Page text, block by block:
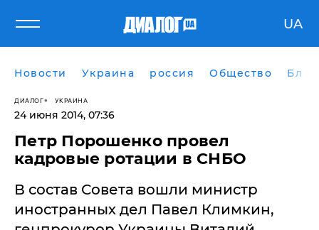
UA
Новости Украина россия Общество
ДИАЛОГ УКРАИНА
24 июня 2014, 07:36
Петр Порошенко провел
кадровые ротации в СНБО
В состав Совета вошли министр
иностранных дел Павел Климкин,